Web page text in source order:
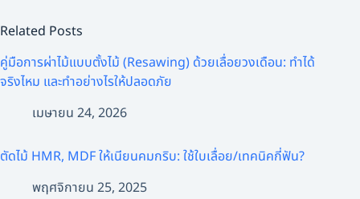
Related Posts
คู่มือการผ่าไม้แบบตั้งไม้ (Resawing) ด้วยเลื่อยวงเดือน: ทำได้
จริงไหม และทำอย่างไรให้ปลอดภัย
เมษายน 24, 2026
ตัดไม้ HMR, MDF ให้เนียนคมกริบ: ใช้ใบเลื่อย/เทคนิคกี่ฟัน?
พฤศจิกายน 25, 2025